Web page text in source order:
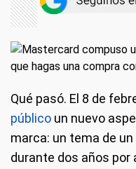
Qué pasó. El 8 de
público un nuevo
marca: un tema de
durante dos años